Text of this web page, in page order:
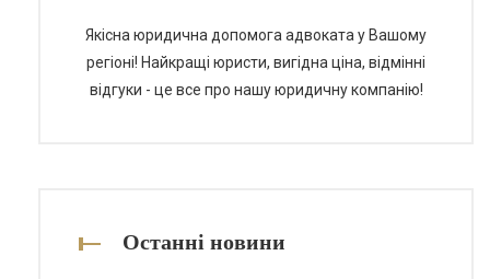
Якісна юридична допомога адвоката у Вашому
регіоні! Найкращі юристи, вигідна ціна, відмінні
відгуки - це все про нашу юридичну компанію!
Останні новини